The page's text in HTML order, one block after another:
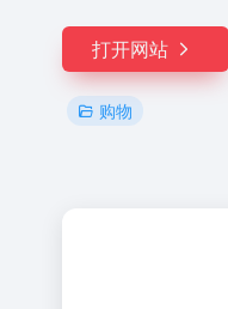
打开网站
购物